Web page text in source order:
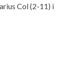
Col (2-11) i